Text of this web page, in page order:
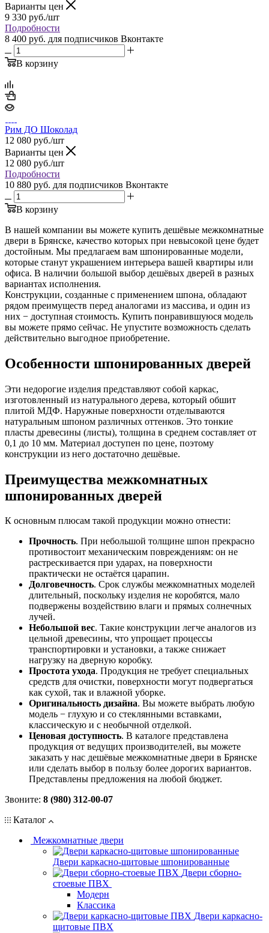
Варианты цен
9 330 руб./шт
Подробности
8 400 руб. для подписчиков Вконтакте
В корзину
Рим ДО Шоколад
12 080 руб./шт
Варианты цен
12 080 руб./шт
Подробности
10 880 руб. для подписчиков Вконтакте
В корзину
В нашей компании вы можете купить дешёвые межкомнатные
двери в Брянске, качество которых при невысокой цене будет
достойным. Мы предлагаем вам шпонированные модели,
которые станут украшением интерьера вашей квартиры или
офиса. В наличии большой выбор дешёвых дверей в разных
вариантах исполнения.
Конструкции, созданные с применением шпона, обладают
рядом преимуществ перед аналогами из массива, и один из
них − доступная стоимость. Купить понравившуюся модель
вы можете прямо сейчас. Не упустите возможность сделать
действительно выгодное приобретение.
Особенности шпонированных дверей
Эти недорогие изделия представляют собой каркас,
изготовленный из натурального дерева, который обшит
плитой МДФ. Наружные поверхности отделываются
натуральным шпоном различных оттенков. Это тонкие
пласты древесины (листы), толщина в среднем составляет от
0,1 до 10 мм. Материал доступен по цене, поэтому
конструкции из него достаточно дешёвые.
Преимущества межкомнатных
шпонированных дверей
К основным плюсам такой продукции можно отнести:
Прочность. При небольшой толщине шпон прекрасно
противостоит механическим повреждениям: он не
растрескивается при ударах, на поверхности
практически не остаётся царапин.
Долговечность. Срок службы межкомнатных моделей
длительный, поскольку изделия не коробятся, мало
подвержены воздействию влаги и прямых солнечных
лучей.
Небольшой вес. Такие конструкции легче аналогов из
цельной древесины, что упрощает процессы
транспортировки и установки, а также снижает
нагрузку на дверную коробку.
Простота ухода. Продукция не требует специальных
средств для очистки, поверхности могут подвергаться
как сухой, так и влажной уборке.
Оригинальность дизайна. Вы можете выбрать любую
модель − глухую и со стеклянными вставками,
классическую и с необычной отделкой.
Ценовая доступность. В каталоге представлена
продукция от ведущих производителей, вы можете
заказать у нас дешёвые межкомнатные двери в Брянске
или сделать выбор в пользу более дорогих вариантов.
Представлены предложения на любой бюджет.
Звоните: 8 (980) 312-00-07
Каталог
Межкомнатные двери
Двери каркасно-щитовые шпонированные
Двери сборно-
стоевые ПВХ
Модерн
Классика
Двери каркасно-
щитовые ПВХ